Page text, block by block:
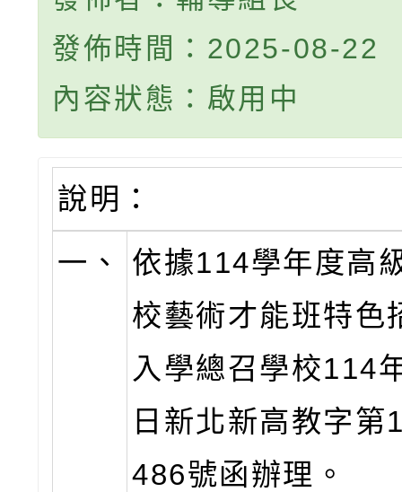
發佈時間：2025-08-22
內容狀態：啟用中
說明：
一、
依據114學年度高
校藝術才能班特色
入學總召學校114
日新北新高教字第
486號函辦理。